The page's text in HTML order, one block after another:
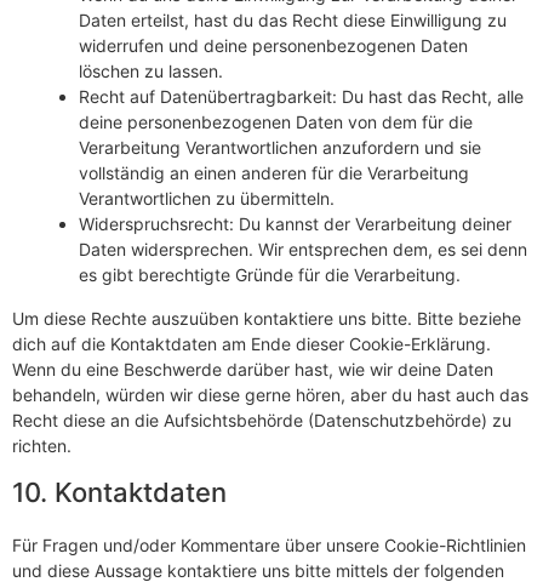
Daten erteilst, hast du das Recht diese Einwilligung zu
widerrufen und deine personenbezogenen Daten
löschen zu lassen.
Recht auf Datenübertragbarkeit: Du hast das Recht, alle
deine personenbezogenen Daten von dem für die
Verarbeitung Verantwortlichen anzufordern und sie
vollständig an einen anderen für die Verarbeitung
Verantwortlichen zu übermitteln.
Widerspruchsrecht: Du kannst der Verarbeitung deiner
Daten widersprechen. Wir entsprechen dem, es sei denn
es gibt berechtigte Gründe für die Verarbeitung.
Um diese Rechte auszuüben kontaktiere uns bitte. Bitte beziehe
dich auf die Kontaktdaten am Ende dieser Cookie-Erklärung.
Wenn du eine Beschwerde darüber hast, wie wir deine Daten
behandeln, würden wir diese gerne hören, aber du hast auch das
Recht diese an die Aufsichtsbehörde (Datenschutzbehörde) zu
richten.
10. Kontaktdaten
Für Fragen und/oder Kommentare über unsere Cookie-Richtlinien
und diese Aussage kontaktiere uns bitte mittels der folgenden